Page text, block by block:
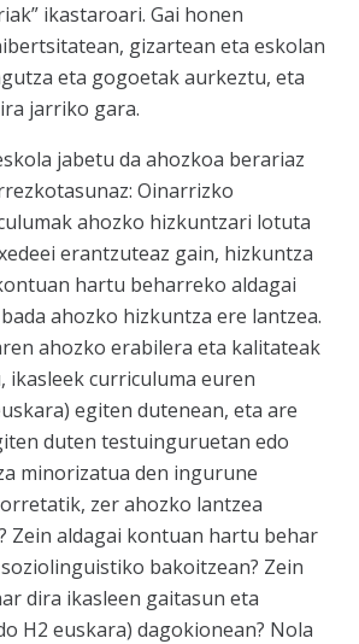
ikastaroari. Gai honen
gizartean eta eskolan
eta gogoetak aurkeztu, eta
jarriko gara.
jabetu da ahozkoa berariaz
Oinarrizko
ahozko hizkuntzari lotuta
erantzuteaz gain, hizkuntza
hartu beharreko aldagai
ahozko hizkuntza ere lantzea.
ahozko erabilera eta kalitateak
ikasleek curriculuma euren
egiten dutenean, eta are
duten testuinguruetan edo
minorizatua den ingurune
zer ahozko lantzea
Zein aldagai kontuan hartu behar
bakoitzean? Zein
dira ikasleen gaitasun eta
H2 euskara) dagokionean? Nola